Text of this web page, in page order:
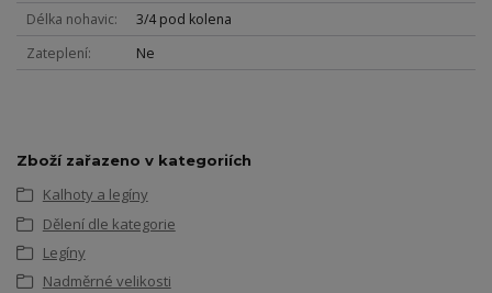
Délka nohavic
3/4 pod kolena
Zateplení
Ne
Zboží zařazeno v kategoriích
Kalhoty a legíny
Dělení dle kategorie
Legíny
Nadměrné velikosti